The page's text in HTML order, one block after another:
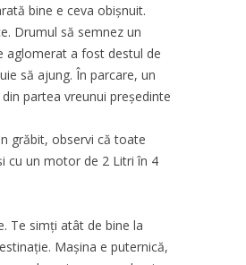
bine e ceva obișnuit.
Drumul să semnez un
aglomerat a fost destul de
să ajung. În parcare, un
partea vreunui președinte
grăbit, observi că toate
cu un motor de 2 Litri în 4
Te simți atât de bine la
Mașina e puternică,